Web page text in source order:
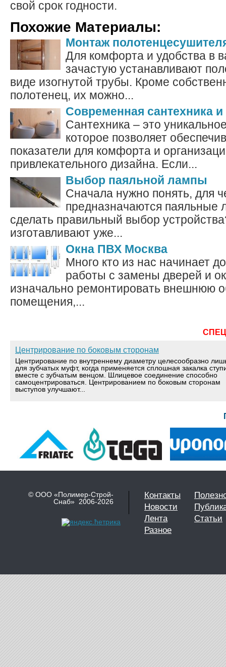
свой срок годности.
Похожие Материалы:
Монтаж
Для комфорта и удобства в
зачастую устанавливают
виде изогнутой трубы. Кроме
полотенец, их можно...
Современная сантехника
Сантехника – это
которое позволяет
показатели для комфорта и
привлекательного дизайна. Если...
Выбор паяльной лампы
Сначала нужно понять, для
предназначаются паяльные
сделать правильный выбор
изготавливают уже...
Окна ПВХ Москва
Много кто из нас начинает
работы с замены дверей и
изначально ремонтировать внешнюю
помещения,...
Центрирование по боковым сторонам
Центрирование по внутреннему диаметру целесообразно
для зубчатых муфт, когда применяется сплошная закалка
вместе с зубчатым венцом. Шлицевое соединение способно
самоцентрироваться. Центрированием по боковым сторонам
выступов улучшают...
© ООО «Полимер-Строй-
Снаб» 2006-2026
Контакты
Новости
Лента
Статьи
Разное